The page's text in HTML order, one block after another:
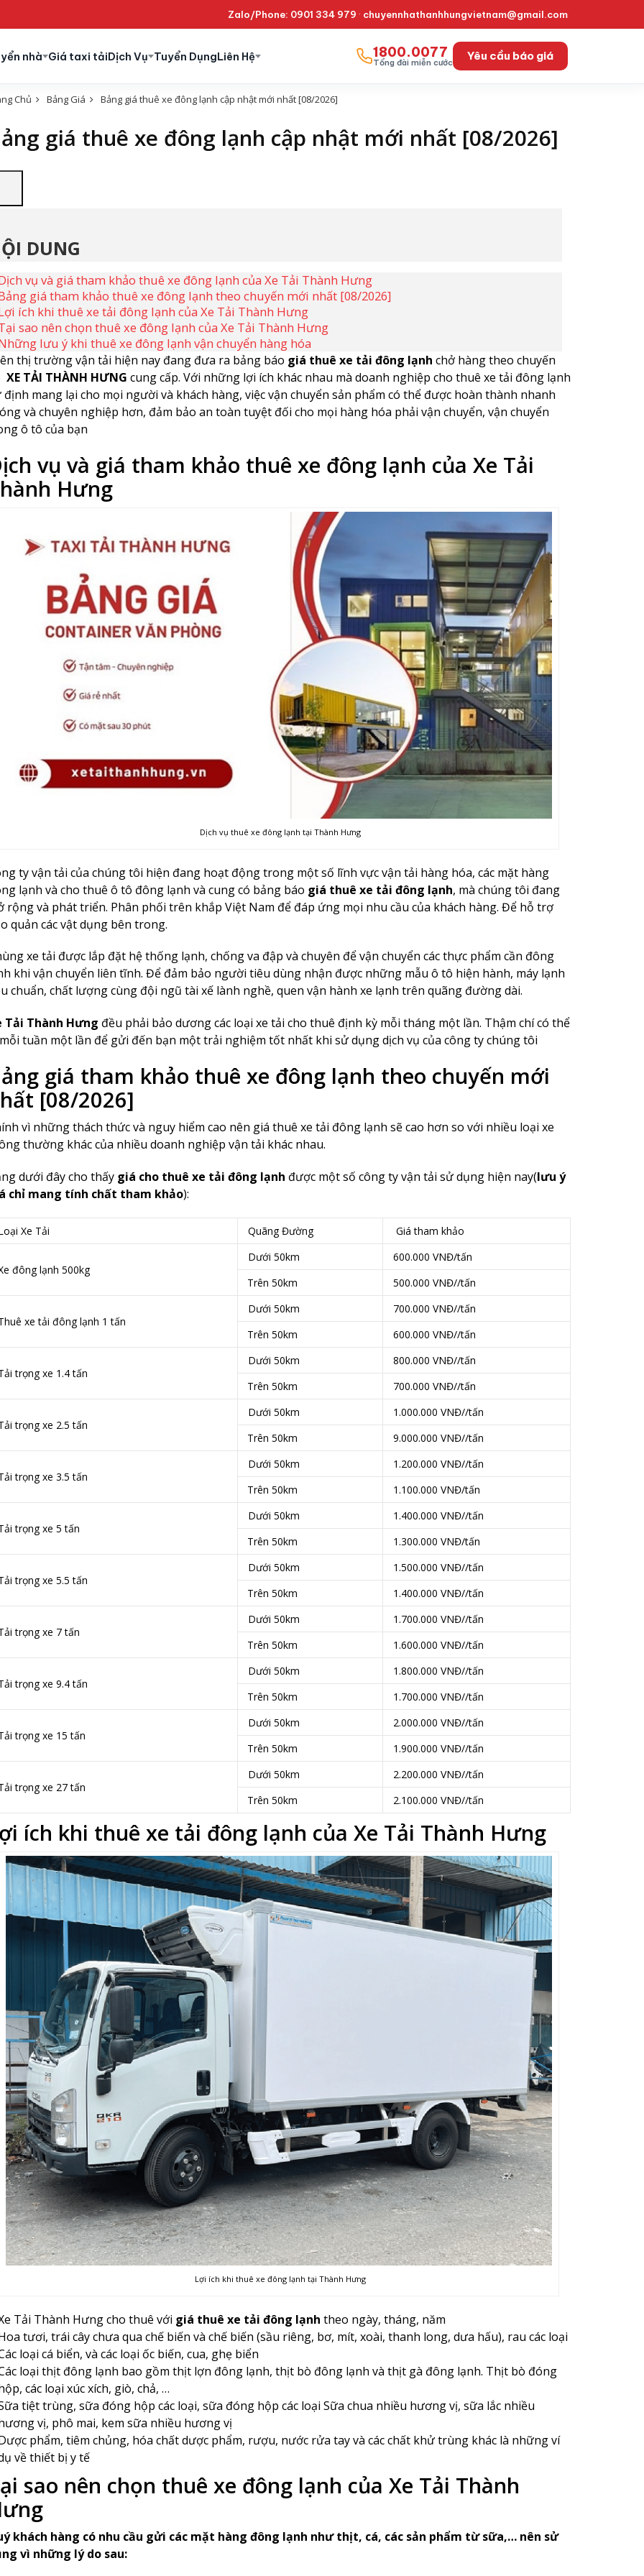
Zalo/Phone: 0901 334 979 · chuyennhathanhhungvietnam@gmail.com
nhà Giá taxi tảiDịch Vụ Tuyển DụngLiên Hệ 1800.0077
Tổng đài miễn cước Yêu cầu báo giá
Chủ Bảng Giá Bảng giá thuê xe đông lạnh cập nhật mới nhất [08/2026]
giá thuê xe đông lạnh cập nhật mới nhất [08/2026]
DUNG
vụ và giá tham khảo thuê xe đông lạnh của Xe Tải Thành Hưng
giá tham khảo thuê xe đông lạnh theo chuyến mới nhất [08/2026]
ích khi thuê xe tải đông lạnh của Xe Tải Thành Hưng
sao nên chọn thuê xe đông lạnh của Xe Tải Thành Hưng
lưu ý khi thuê xe đông lạnh vận chuyển hàng hóa
thị trường vận tải hiện nay đang đưa ra bảng báo giá thuê xe tải đông lạnh chở hàng theo chuyến
XE TẢI THÀNH HƯNG cung cấp. Với những lợi ích khác nhau mà doanh nghiệp cho thuê xe tải đông lạnh
định mang lại cho mọi người và khách hàng, việc vận chuyển sản phẩm có thể được hoàn thành nhanh
và chuyên nghiệp hơn, đảm bảo an toàn tuyệt đối cho mọi hàng hóa phải vận chuyển, vận chuyển
ô tô của bạn
vụ và giá tham khảo thuê xe đông lạnh của Xe Tải
Hưng
Dịch vụ thuê xe đông lạnh tại Thành Hưng
ty vận tải của chúng tôi hiện đang hoạt động trong một số lĩnh vực vận tải hàng hóa, các mặt hàng
lạnh và cho thuê ô tô đông lạnh và cung có bảng báo giá thuê xe tải đông lạnh, mà chúng tôi đang
rộng và phát triển. Phân phối trên khắp Việt Nam để đáp ứng mọi nhu cầu của khách hàng. Để hỗ trợ
quản các vật dụng bên trong.
xe tải được lắp đặt hệ thống lạnh, chống va đập và chuyên để vận chuyển các thực phẩm cần đông
khi vận chuyển liên tĩnh. Để đảm bảo người tiêu dùng nhận được những mẫu ô tô hiện hành, máy lạnh
chuẩn, chất lượng cùng đội ngũ tài xế lành nghề, quen vận hành xe lạnh trên quãng đường dài.
Tải Thành Hưng đều phải bảo dương các loại xe tải cho thuê định kỳ mỗi tháng một lần. Thậm chí có thể
tuần một lần để gửi đến bạn một trải nghiệm tốt nhất khi sử dụng dịch vụ của công ty chúng tôi
giá tham khảo thuê xe đông lạnh theo chuyến mới
[08/2026]
vì những thách thức và nguy hiểm cao nên giá thuê xe tải đông lạnh sẽ cao hơn so với nhiều loại xe
thường khác của nhiều doanh nghiệp vận tải khác nhau.
dưới đây cho thấy giá cho thuê xe tải đông lạnh được một số công ty vận tải sử dụng hiện nay(lưu ý
chỉ mang tính chất tham khảo):
Xe Tải Quãng Đường Giá tham khảo
đông lạnh 500kg
Dưới 50km
600.000 VNĐ/tấn
Trên 50km
500.000 VNĐ//tấn
xe tải đông lạnh 1 tấn
Dưới 50km
700.000 VNĐ//tấn
Trên 50km
600.000 VNĐ//tấn
trọng xe 1.4 tấn
Dưới 50km
800.000 VNĐ//tấn
Trên 50km
700.000 VNĐ//tấn
trọng xe 2.5 tấn
Dưới 50km
1.000.000 VNĐ//tấn
Trên 50km
9.000.000 VNĐ//tấn
trọng xe 3.5 tấn
Dưới 50km
1.200.000 VNĐ//tấn
Trên 50km
1.100.000 VNĐ/tấn
trọng xe 5 tấn
Dưới 50km
1.400.000 VNĐ//tấn
Trên 50km
1.300.000 VNĐ/tấn
trọng xe 5.5 tấn
Dưới 50km
1.500.000 VNĐ//tấn
Trên 50km
1.400.000 VNĐ//tấn
trọng xe 7 tấn
Dưới 50km
1.700.000 VNĐ//tấn
Trên 50km
1.600.000 VNĐ//tấn
trọng xe 9.4 tấn
Dưới 50km
1.800.000 VNĐ//tấn
Trên 50km
1.700.000 VNĐ//tấn
trọng xe 15 tấn
Dưới 50km
2.000.000 VNĐ//tấn
Trên 50km
1.900.000 VNĐ//tấn
trọng xe 27 tấn
Dưới 50km
2.200.000 VNĐ//tấn
Trên 50km
2.100.000 VNĐ//tấn
ích khi thuê xe tải đông lạnh của Xe Tải Thành Hưng
Lợi ích khi thuê xe đông lạnh tại Thành Hưng
Tải Thành Hưng cho thuê với giá thuê xe tải đông lạnh theo ngày, tháng, năm
tươi, trái cây chưa qua chế biến và chế biến (sầu riêng, bơ, mít, xoài, thanh long, dưa hấu), rau các loại
loại cá biển, và các loại ốc biến, cua, ghẹ biển
loại thịt đông lạnh bao gồm thịt lợn đông lạnh, thịt bò đông lạnh và thịt gà đông lạnh. Thịt bò đóng
các loại xúc xích, giò, chả, …
tiệt trùng, sữa đóng hộp các loại, sữa đóng hộp các loại Sữa chua nhiều hương vị, sữa lắc nhiều
vị, phô mai, kem sữa nhiều hương vị
phẩm, tiêm chủng, hóa chất dược phẩm, rượu, nước rửa tay và các chất khử trùng khác là những ví
về thiết bị y tế
sao nên chọn thuê xe đông lạnh của Xe Tải Thành
khách hàng có nhu cầu gửi các mặt hàng đông lạnh như thịt, cá, các sản phẩm từ sữa,… nên sử
vì những lý do sau: